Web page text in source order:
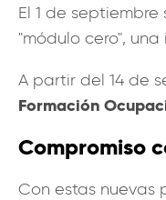
El 1 de
"módulo cero",
A partir del 14 de
Formación
Compromiso
Con estas nuevas